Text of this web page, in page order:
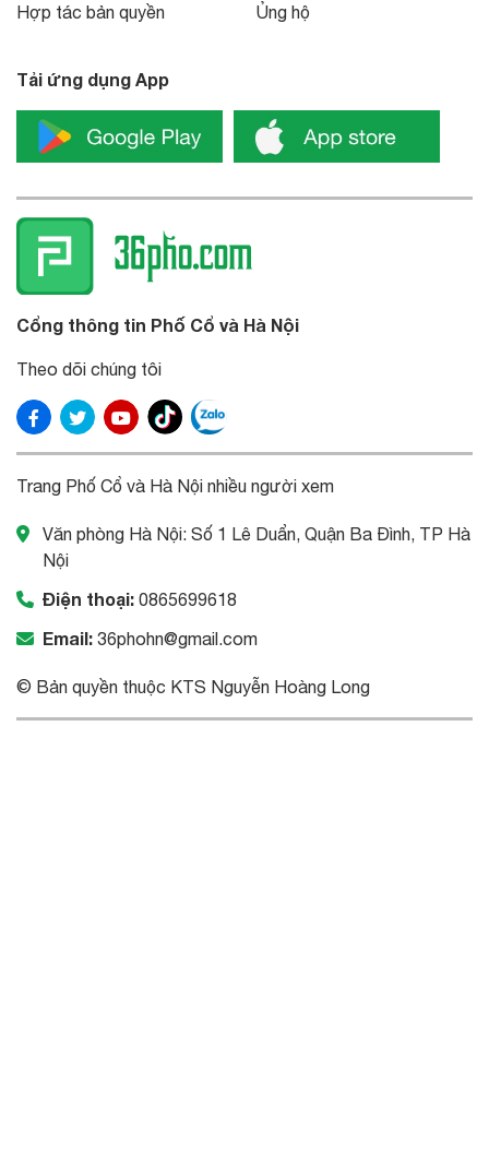
Hợp tác bản quyền Ủng hộ
Tải ứng dụng App
Cổng thông tin Phố Cổ và Hà Nội
Theo dõi chúng tôi
Trang Phố Cổ và Hà Nội nhiều người xem
Văn phòng Hà Nội: Số 1 Lê Duẩn, Quận Ba Đình, TP Hà
Nội
Điện thoại: 0865699618
Email: 36phohn@gmail.com
© Bản quyền thuộc KTS Nguyễn Hoàng Long